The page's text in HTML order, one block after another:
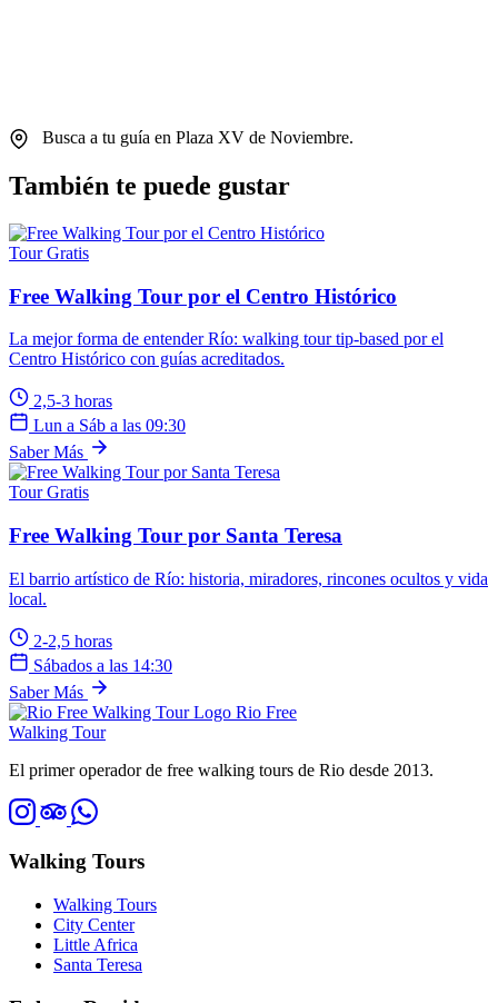
Busca a tu guía en Plaza XV de Noviembre.
También te puede gustar
Tour Gratis
Free Walking Tour por el Centro Histórico
La mejor forma de entender Río: walking tour tip-based por el
Centro Histórico con guías acreditados.
2,5-3 horas
Lun a Sáb a las 09:30
Saber Más
Tour Gratis
Free Walking Tour por Santa Teresa
El barrio artístico de Río: historia, miradores, rincones ocultos y vida
local.
2-2,5 horas
Sábados a las 14:30
Saber Más
Rio Free
Walking Tour
El primer operador de free walking tours de Rio desde 2013.
Walking Tours
Walking Tours
City Center
Little Africa
Santa Teresa